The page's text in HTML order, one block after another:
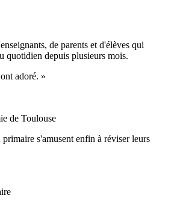
de parents et d'élèves qui
quotidien depuis plusieurs mois.
adoré. »
de Toulouse
s'amusent enfin à réviser leurs